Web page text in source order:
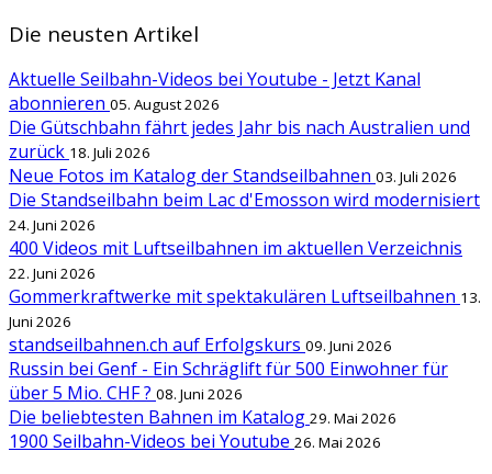
Die neusten Artikel
Aktuelle Seilbahn-Videos bei Youtube - Jetzt Kanal
abonnieren 05. August 2026
Die Gütschbahn fährt jedes Jahr bis nach Australien und
zurück 18. Juli 2026
Neue Fotos im Katalog der Standseilbahnen 03. Juli 2026
Die Standseilbahn beim Lac d'Emosson wird modernisiert
24. Juni 2026
400 Videos mit Luftseilbahnen im aktuellen Verzeichnis
22. Juni 2026
Gommerkraftwerke mit spektakulären Luftseilbahnen 13.
Juni 2026
standseilbahnen.ch auf Erfolgskurs 09. Juni 2026
Russin bei Genf - Ein Schräglift für 500 Einwohner für
über 5 Mio. CHF ? 08. Juni 2026
Die beliebtesten Bahnen im Katalog 29. Mai 2026
1900 Seilbahn-Videos bei Youtube 26. Mai 2026